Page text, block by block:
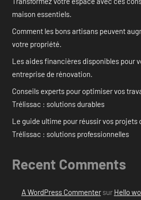
maison essentiels.
Comment les bons artisans peuvent
votre propriété.
Les aides financières disponibles pour
entreprise de rénovation.
Conseils experts pour optimiser vos
Trélissac : solutions durables
Le guide ultime pour réussir vos projets
Trélissac : solutions professionnelles
Recent Comments
A WordPress Commentersur Hello